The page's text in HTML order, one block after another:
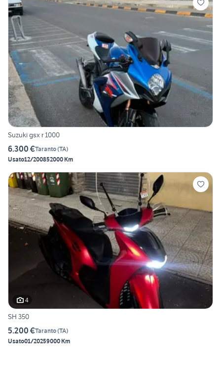
Suzuki gsx r 1000
6.300 €Taranto(TA)
Usato12/200852000 Km
4
SH 350
5.200 €Taranto(TA)
Usato01/20259000 Km